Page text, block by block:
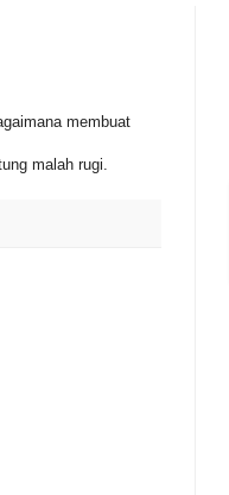
membuat
malah rugi.